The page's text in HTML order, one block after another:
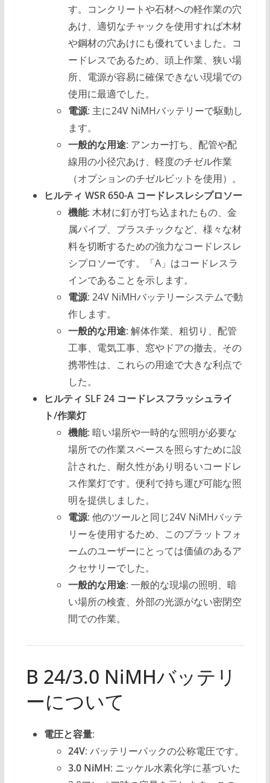
す。コンクリートや石材への軽作業の穴
あけ、適切なチャックを使用すれば木材
や鋼材の穴あけにも優れていました。コ
ードレスであるため、頭上作業、狭い場
所、電源が容易に確保できない現場での
使用に最適でした。
電源: 主に24V NiMHバッテリーで駆動し
ます。
一般的な用途: アンカー打ち、配管や配
線用の小径穴あけ、軽度のチゼル作業
（オプションのチゼルビットを使用）。
ヒルティ WSR 650-A コードレスレシプロソー
機能: 木材に釘が打ち込まれたもの、金
属パイプ、プラスチックなど、様々な材
料を切断するための強力なコードレスレ
シプロソーです。「A」はコードレスラ
インであることを示します。
電源: 24V NiMHバッテリーシステムで動
作します。
一般的な用途: 解体作業、粗切り、配管
工事、電気工事、窓やドアの撤去。その
携帯性は、これらの用途で大きな利点で
した。
ヒルティ SLF 24 コードレスフラッシュライ
ト/作業灯
機能: 暗い場所や一時的な照明が必要な
場所での作業スペースを照らすために設
計された、耐久性があり明るいコードレ
ス作業灯です。便利で持ち運び可能な照
明を提供しました。
電源: 他のツールと同じ24V NiMHバッテ
リーを使用するため、このプラットフォ
ームのユーザーにとっては価値のあるア
クセサリーでした。
一般的な用途: 一般的な現場の照明、暗
い場所の検査、外部の光源がない密閉空
間での作業。
B 24/3.0 NiMHバッテリ
ーについて
電圧と容量:
24V: バッテリーパックの公称電圧です。
3.0 NiMH: ニッケル水素化学に基づいた